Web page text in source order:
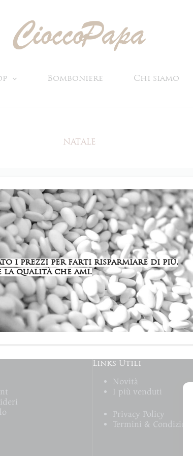
Bomboniere Chi siamo
NATALE
selezione.
Links Utili
Novità
I più venduti
Privacy Policy
Termini & Condizioni
i prezzi per farti risparmiare di più,
la qualità che ami.